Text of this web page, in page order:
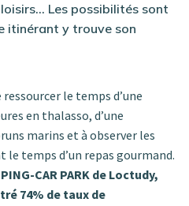
Les possibilités sont
itinérant y trouve son
ressourcer le temps d’une
en thalasso, d’une
marins et à observer les
temps d’un repas gourmand.
CAR PARK de Loctudy,
74% de taux de